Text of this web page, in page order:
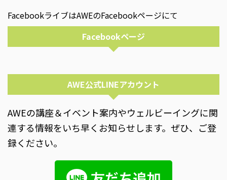
FacebookライブはAWEのFacebookページにて
Facebookページ
AWE公式LINEアカウント
AWEの講座＆イベント案内やウェルビーイングに関
連する情報をいち早くお知らせします。ぜひ、ご登
録ください。